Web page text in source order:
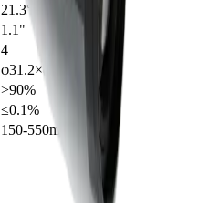
21.3°×16.1°
1.1"
4
φ31.2×(32.3-37.3)
>90%
≤0.1%
150-550mm